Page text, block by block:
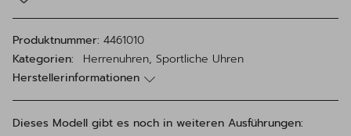
Produktnummer: 4461010
Kategorien:
Herrenuhren, Sportliche Uhren
Herstellerinformationen
Dieses Modell gibt es noch in weiteren Ausführungen: